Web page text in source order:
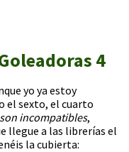
4
yo ya estoy
el sexto, el cuarto
incompatibles,
llegue a las librerías el
la cubierta: